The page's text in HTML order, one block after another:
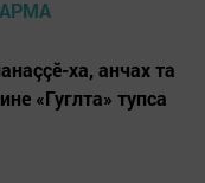
ха, анчах та
«Гуглта» тупса